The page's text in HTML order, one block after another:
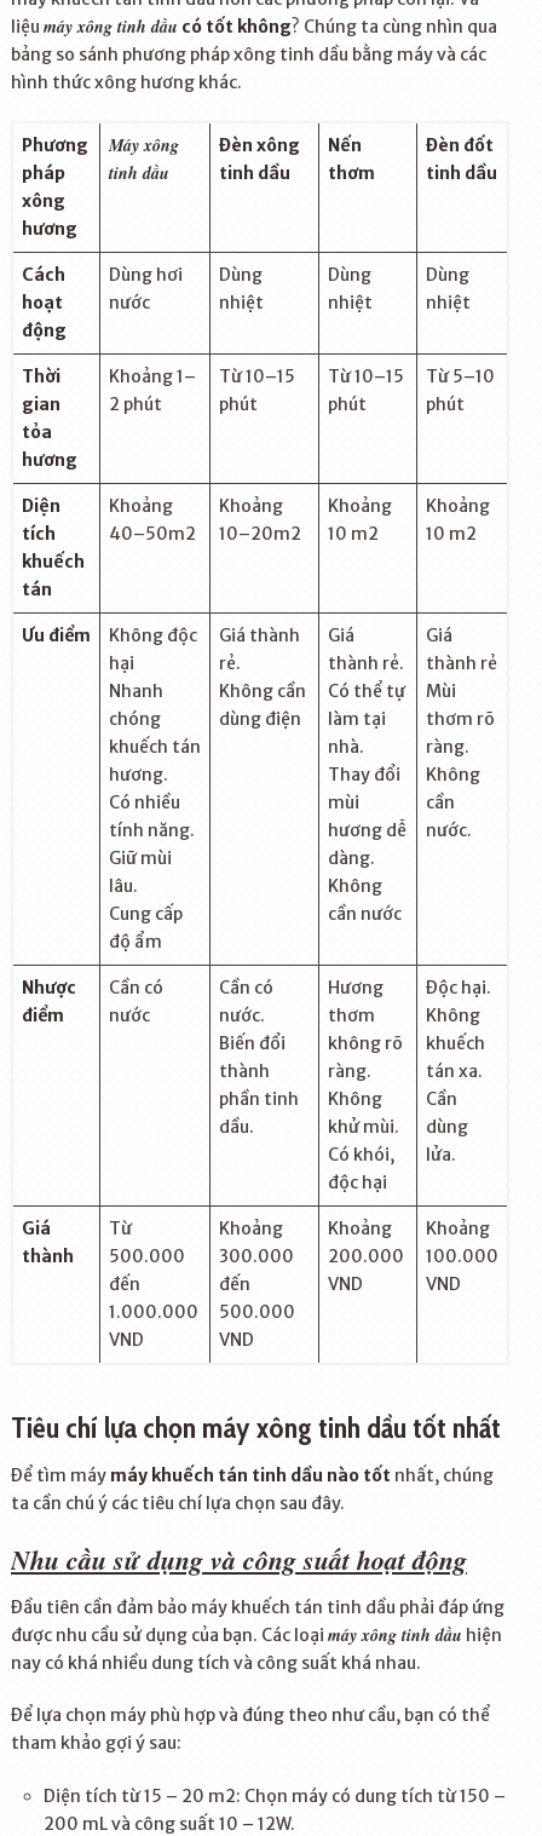
liệu máy xông tinh dầu có tốt không? Chúng ta cùng nhìn qua
bảng so sánh phương pháp xông tinh dầu bằng máy và các
hình thức xông hương khác.
Phương
pháp
xông
hương
Máy xông
tinh dầu
Đèn xông
tinh dầu
Nến
thơm
Đèn đốt
tinh dầu
Cách
hoạt
động
Dùng hơi
nước
Dùng
nhiệt
Dùng
nhiệt
Dùng
nhiệt
Thời
gian
tỏa
hương
Khoảng 1–
2 phút
Từ 10–15
phút
Từ 10–15
phút
Từ 5–10
phút
Diện
tích
khuếch
tán
Khoảng
40–50m2
Khoảng
10–20m2
Khoảng
10 m2
Khoảng
10 m2
Ưu điểm
Không độc
hại
Nhanh
chóng
khuếch tán
hương.
Có nhiều
tính năng.
Giữ mùi
lâu.
Cung cấp
độ ẩm
Giá thành
rẻ.
Không cần
dùng điện
Giá
thành rẻ.
Có thể tự
làm tại
nhà.
Thay đổi
mùi
hương dễ
dàng.
Không
cần nước
Giá
thành rẻ
Mùi
thơm rõ
ràng.
Không
cần
nước.
Nhược
điểm
Cần có
nước
Cần có
nước.
Biến đổi
thành
phần tinh
dầu.
Hương
thơm
không rõ
ràng.
Không
khử mùi.
Có khói,
độc hại
Độc hại.
Không
khuếch
tán xa.
Cần
dùng
lửa.
Giá
thành
Từ
500.000
đến
1.000.000
VND
Khoảng
300.000
đến
500.000
VND
Khoảng
200.000
VND
Khoảng
100.000
VND
Tiêu chí lựa chọn máy xông tinh dầu tốt nhất
Để tìm máy máy khuếch tán tinh dầu nào tốt nhất, chúng
ta cần chú ý các tiêu chí lựa chọn sau đây.
Nhu cầu sử dụngvà công suất hoạt động
Đầu tiên cần đảm bảo máy khuếch tán tinh dầu phải đáp ứng
được nhu cầu sử dụng của bạn. Các loại máy xông tinh dầu hiện
nay có khá nhiều dung tích và công suất khá nhau.
Để lựa chọn máy phù hợp và đúng theo như cầu, bạn có thể
tham khảo gợi ý sau:
Diện tích từ 15 – 20 m2: Chọn máy có dung tích từ 150 –
200 mL và công suất 10 – 12W.